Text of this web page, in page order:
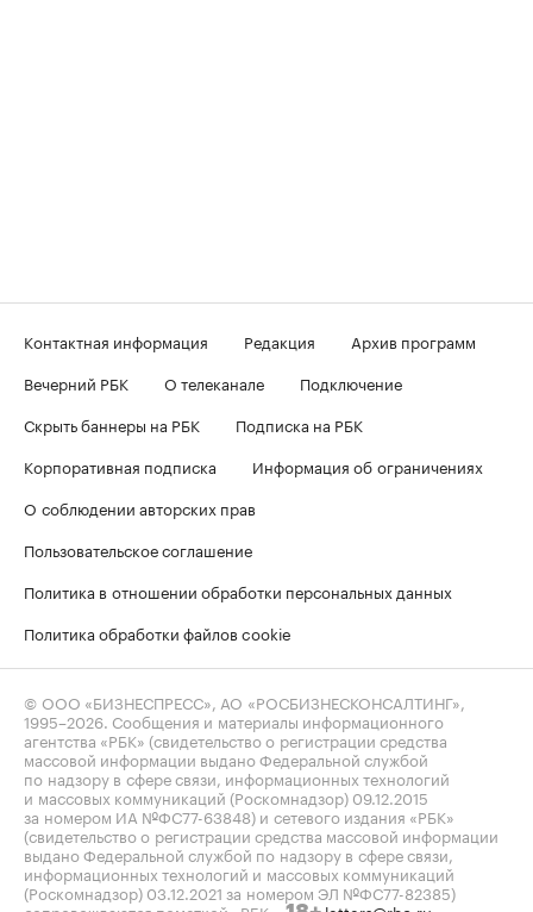
Контактная информация Редакция
Архив программ
Вечерний РБК
О телеканале
Подключение
Скрыть баннеры на РБК
Подписка на РБК
Корпоративная подписка
Информация об ограничениях
О соблюдении авторских прав
Пользовательское соглашение
Политика в отношении обработки персональных данных
Политика обработки файлов cookie
© ООО «БИЗНЕСПРЕСС», АО «РОСБИЗНЕСКОНСАЛТИНГ»,
1995–2026 . Сообщения и материалы информационного
агентства «РБК» (свидетельство о регистрации средства
массовой информации выдано Федеральной службой
по надзору в сфере связи, информационных технологий
и массовых коммуникаций (Роскомнадзор) 09.12.2015
за номером ИА №ФС77-63848) и сетевого издания «РБК»
(свидетельство о регистрации средства массовой информации
выдано Федеральной службой по надзору в сфере связи,
информационных технологий и массовых коммуникаций
(Роскомнадзор) 03.12.2021 за номером ЭЛ №ФС77-82385)